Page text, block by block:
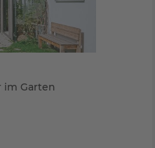
im Garten